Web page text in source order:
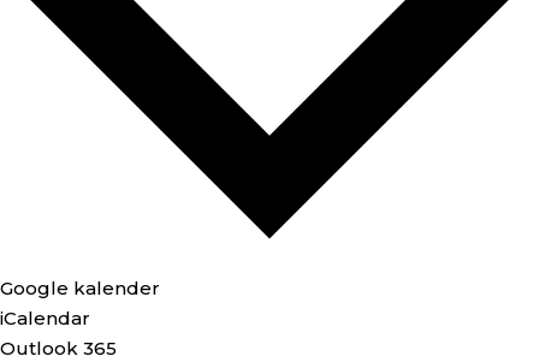
Google kalender
iCalendar
Outlook 365